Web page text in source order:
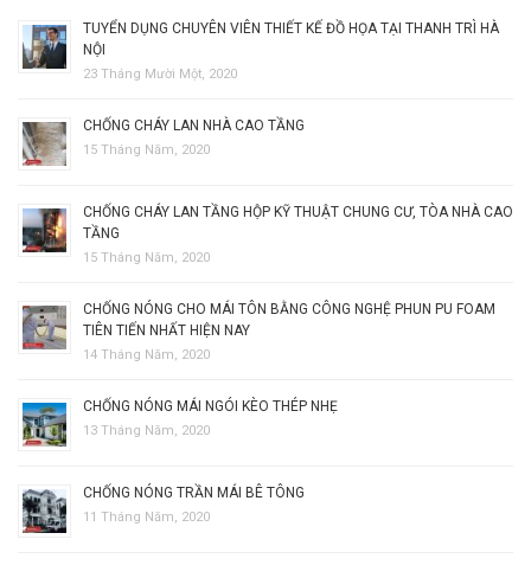
TUYỂN DỤNG CHUYÊN VIÊN THIẾT KẾ ĐỒ HỌA TẠI THANH TRÌ HÀ
NỘI
23 Tháng Mười Một, 2020
CHỐNG CHÁY LAN NHÀ CAO TẦNG
15 Tháng Năm, 2020
CHỐNG CHÁY LAN TẦNG HỘP KỸ THUẬT CHUNG CƯ, TÒA NHÀ CAO
TẦNG
15 Tháng Năm, 2020
CHỐNG NÓNG CHO MÁI TÔN BẰNG CÔNG NGHỆ PHUN PU FOAM
TIÊN TIẾN NHẤT HIỆN NAY
14 Tháng Năm, 2020
CHỐNG NÓNG MÁI NGÓI KÈO THÉP NHẸ
13 Tháng Năm, 2020
CHỐNG NÓNG TRẦN MÁI BÊ TÔNG
11 Tháng Năm, 2020